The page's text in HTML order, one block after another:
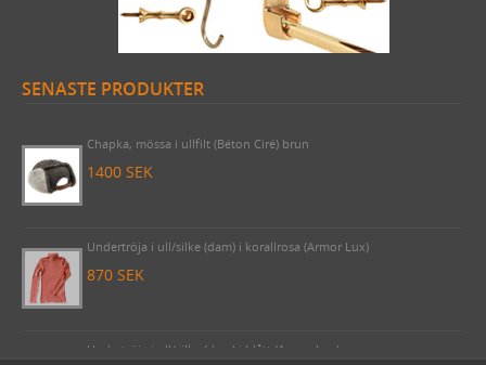
SENASTE PRODUKTER
425 SEK
Chapka, mössa i ullfilt (Béton Ciré) brun
1400 SEK
Undertröja i ull/silke (dam) i korallrosa (Armor Lux)